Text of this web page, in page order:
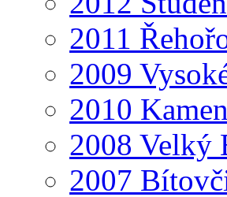
2011
2009
2010
2008 Velký
2007